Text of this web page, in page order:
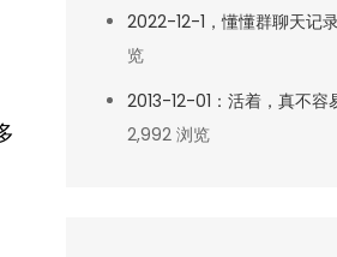
2022-12-1，懂懂群聊天记录
览
2013-12-01：活着，真不容
2,992 浏览